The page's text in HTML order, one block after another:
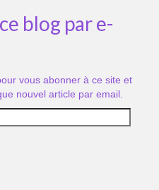
blog par e-
vous abonner à ce site et
nouvel article par email.